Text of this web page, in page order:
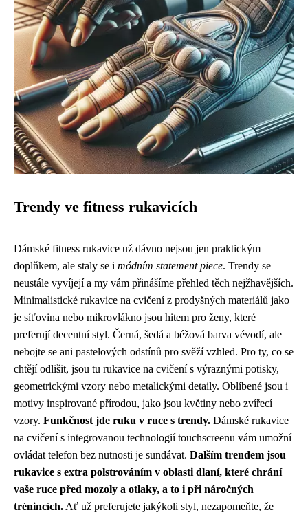
Trendy ve fitness rukavicích
Dámské fitness rukavice už dávno nejsou jen praktickým
doplňkem, ale staly se i módním statement piece. Trendy se
neustále vyvíjejí a my vám přinášíme přehled těch nejžhavějších.
Minimalistické rukavice na cvičení z prodyšných materiálů jako
je síťovina nebo mikrovlákno jsou hitem pro ženy, které
preferují decentní styl. Černá, šedá a béžová barva vévodí, ale
nebojte se ani pastelových odstínů pro svěží vzhled. Pro ty, co se
chtějí odlišit, jsou tu rukavice na cvičení s výraznými potisky,
geometrickými vzory nebo metalickými detaily. Oblíbené jsou i
motivy inspirované přírodou, jako jsou květiny nebo zvířecí
vzory. Funkčnost jde ruku v ruce s trendy. Dámské rukavice
na cvičení s integrovanou technologií touchscreenu vám umožní
ovládat telefon bez nutnosti je sundávat. Dalším trendem jsou
rukavice s extra polstrováním v oblasti dlaní, které chrání
vaše ruce před mozoly a otlaky, a to i při náročných
trénincích. Ať už preferujete jakýkoli styl, nezapomeňte, že